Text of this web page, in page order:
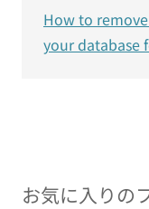
お気に入りの
How to
your database